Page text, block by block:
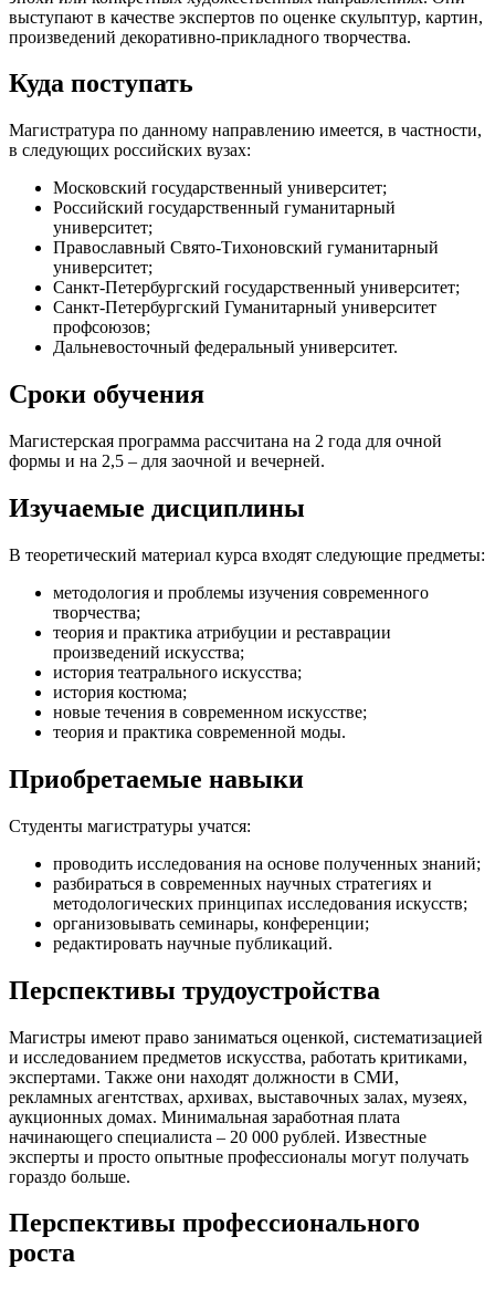
выступают в качестве экспертов по оценке скульптур, картин,
произведений декоративно-прикладного творчества.
Куда поступать
Магистратура по данному направлению имеется, в частности,
в следующих российских вузах:
Московский государственный университет;
Российский государственный гуманитарный
университет;
Православный Свято-Тихоновский гуманитарный
университет;
Санкт-Петербургский государственный университет;
Санкт-Петербургский Гуманитарный университет
профсоюзов;
Дальневосточный федеральный университет.
Сроки обучения
Магистерская программа рассчитана на 2 года для очной
формы и на 2,5 – для заочной и вечерней.
Изучаемые дисциплины
В теоретический материал курса входят следующие предметы:
методология и проблемы изучения современного
творчества;
теория и практика атрибуции и реставрации
произведений искусства;
история театрального искусства;
история костюма;
новые течения в современном искусстве;
теория и практика современной моды.
Приобретаемые навыки
Студенты магистратуры учатся:
проводить исследования на основе полученных знаний;
разбираться в современных научных стратегиях и
методологических принципах исследования искусств;
организовывать семинары, конференции;
редактировать научные публикаций.
Перспективы трудоустройства
Магистры имеют право заниматься оценкой, систематизацией
и исследованием предметов искусства, работать критиками,
экспертами. Также они находят должности в СМИ,
рекламных агентствах, архивах, выставочных залах, музеях,
аукционных домах. Минимальная заработная плата
начинающего специалиста – 20 000 рублей. Известные
эксперты и просто опытные профессионалы могут получать
гораздо больше.
Перспективы профессионального
роста